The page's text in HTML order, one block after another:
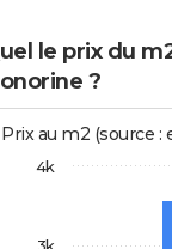
le prix du
?
Prix au m2 (source :
3k
4k